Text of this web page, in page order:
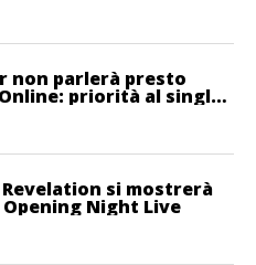
non parlerà presto
priorità al single-
Revelation si mostrerà
Opening Night Live